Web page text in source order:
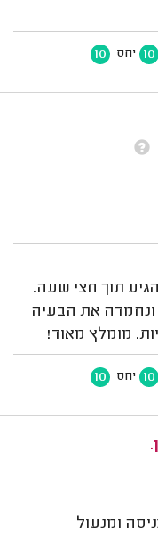
10 יחס 10
תוך חצי שעה.
ונחמדה את הבעיה
מומלץ מאוד!
10 יחס 10
ומנעול